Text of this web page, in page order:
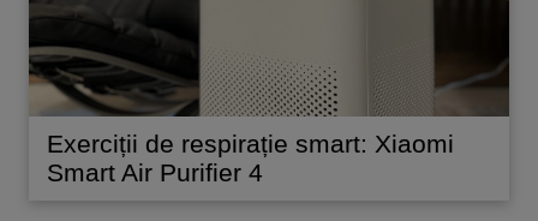
Exerciții de respirație smart: Xiaomi
Smart Air Purifier 4